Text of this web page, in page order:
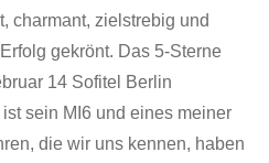
charmant, zielstrebig und
gekrönt. Das 5-Sterne
14 Sofitel Berlin
sein MI6 und eines meiner
die wir uns kennen, haben